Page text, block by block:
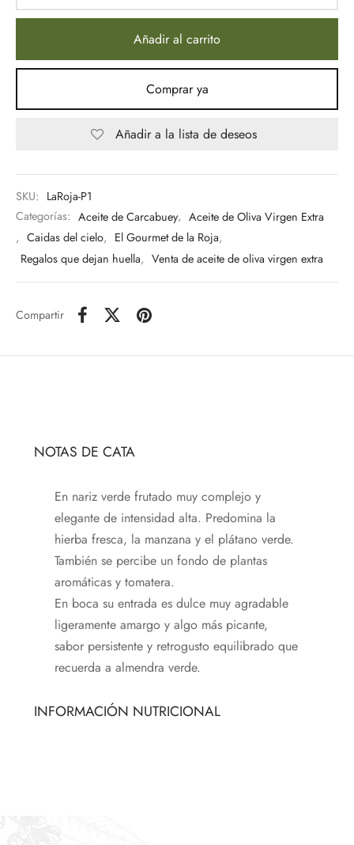
Añadir al carrito
Comprar ya
Añadir a la lista de deseos
SKU: LaRoja-P1
Categorías: Aceite de Carcabuey, Aceite de Oliva Virgen Extra
, Caidas del cielo, El Gourmet de la Roja,
Regalos que dejan huella, Venta de aceite de oliva virgen extra
Compartir
NOTAS DE CATA
En nariz verde frutado muy complejo y
elegante de intensidad alta. Predomina la
hierba fresca, la manzana y el plátano verde.
También se percibe un fondo de plantas
aromáticas y tomatera.
En boca su entrada es dulce muy agradable
ligeramente amargo y algo más picante,
sabor persistente y retrogusto equilibrado que
recuerda a almendra verde.
INFORMACIÓN NUTRICIONAL